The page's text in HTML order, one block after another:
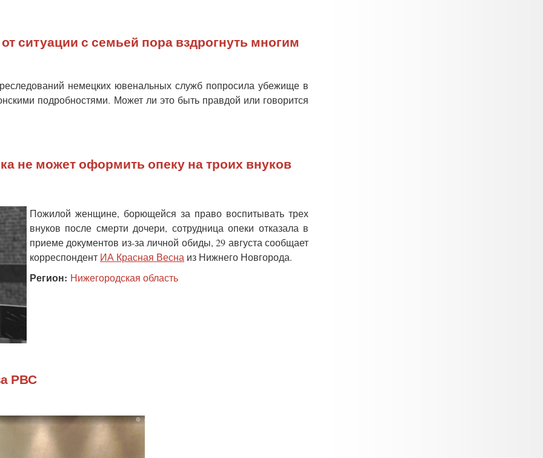
ситуации с семьей пора вздрогнуть многим
немецких ювенальных служб попросила убежище в
подробностями. Может ли это быть правдой или говорится
не может оформить опеку на троих внуков
Пожилой женщине, борющейся за право воспитывать трех
внуков после смерти дочери, сотрудница опеки отказала в
приеме документов из-за личной обиды, 29 августа сообщает
корреспондент ИА Красная Весна из Нижнего Новгорода.
Регион: Нижегородская область
РВС